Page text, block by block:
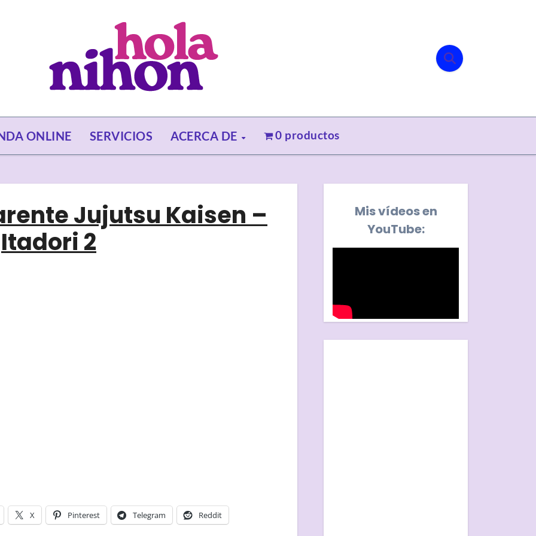
ONLINE SERVICIOS ACERCA DE 0 productos
Jujutsu Kaisen –
Itadori 2
X Pinterest Telegram Reddit
Mis vídeos en
YouTube: